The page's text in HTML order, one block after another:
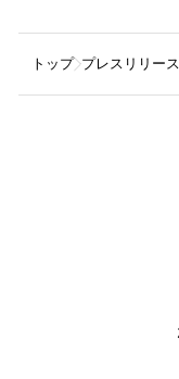
トップ プレスリリース